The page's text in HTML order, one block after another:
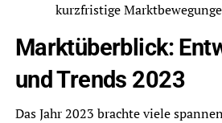
kurzfristige
Marktüberblick:
und Trends 2023
Das Jahr 2023 brachte viele